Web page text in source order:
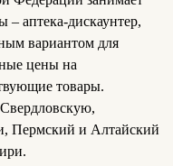
– аптека-дискаунтер,
вариантом для
цены на
товары.
Пермский и Алтайский